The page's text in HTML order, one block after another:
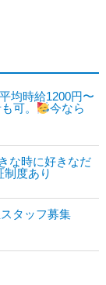
均時給1200円〜
可。
今なら
な時に好きなだ
制度あり
タッフ募集